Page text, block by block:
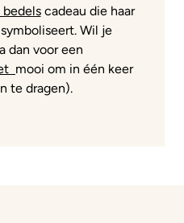
cadeau die haar
Wil je
dan voor een
mooi om in één keer
te dragen).